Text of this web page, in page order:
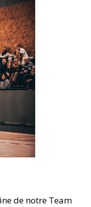
de notre Team